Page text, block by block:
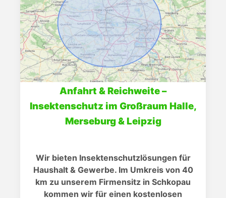
Anfahrt & Reichweite –
Insektenschutz im Großraum Halle,
Merseburg & Leipzig
Wir bieten Insektenschutzlösungen für
Haushalt & Gewerbe. Im Umkreis von 40
km zu unserem Firmensitz in Schkopau
kommen wir für einen kostenlosen